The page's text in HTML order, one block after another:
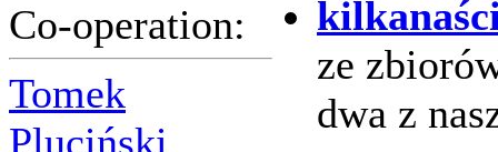
Co-operation:
Tomek
Pluciński
ze
dwa z